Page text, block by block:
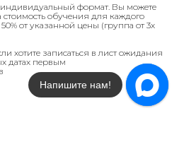
индивидуальный формат. Вы можете
стоимость обучения для каждого
от указанной цены (группа от 3х
хотите записаться в лист ожидания
датах первым
Напишите нам!